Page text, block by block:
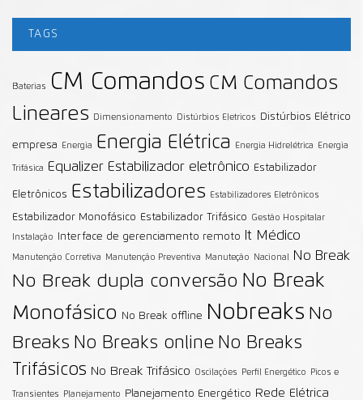
TAGS
Baterias CM Comandos CM Comandos
Lineares
Dimensionamento Distúrbios Eletricos Distúrbios Elétrico
empresa Energia Energia Elétrica Energia Hidrelétrica Energia
Trifásica Equalizer Estabilizador eletrônico Estabilizador
Eletrônicos Estabilizadores Estabilizadores Eletrônicos
Estabilizador Monofásico Estabilizador Trifásico Gestão Hospitalar
Instalação Interface de gerenciamento remoto It Médico
Manutenção Corretiva Manutenção Preventiva Manuteção Nacional No Break
No Break dupla conversão No Break
Monofásico
No Break offline Nobreaks No
Breaks No Breaks online No Breaks
Trifásicos No Break Trifásico Oscilações Perfil Energético Picos e
Transientes Planejamento Planejamento Energético Rede Elétrica